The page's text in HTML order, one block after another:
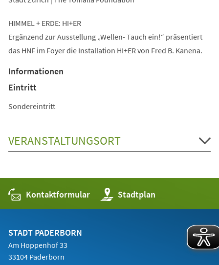
HIMMEL + ERDE: HI+ER
Ergänzend zur Ausstellung „Wellen- Tauch ein!“ präsentiert
das HNF im Foyer die Installation HI+ER von Fred B. Kanena.
Informationen
Eintritt
Sondereintritt
VERANSTALTUNGSORT
Kontaktformular Stadtplan
(Öffnet
in
einem
STADT PADERBORN
Am Hoppenhof 33
33104 Paderborn